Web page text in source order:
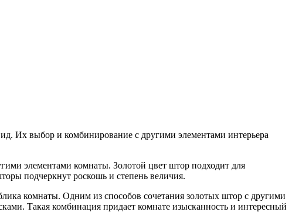
Их выбор и комбинирование с другими элементами интерьера
элементами комнаты. Золотой цвет штор подходит для
подчеркнут роскошь и степень величия.
комнаты. Одним из способов сочетания золотых штор с другими
Такая комбинация придает комнате изысканность и интересный